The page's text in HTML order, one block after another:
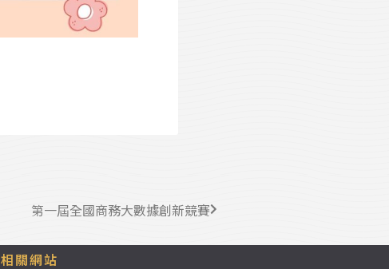
第一屆全國商務大數據創新競賽
相關網站